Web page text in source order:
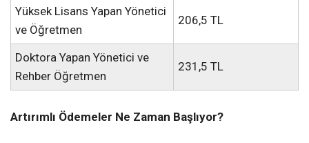
Yüksek Lisans Yapan Yönetici
ve Öğretmen
206,5 TL
Doktora Yapan Yönetici ve
Rehber Öğretmen
231,5 TL
Artırımlı Ödemeler Ne Zaman Başlıyor?